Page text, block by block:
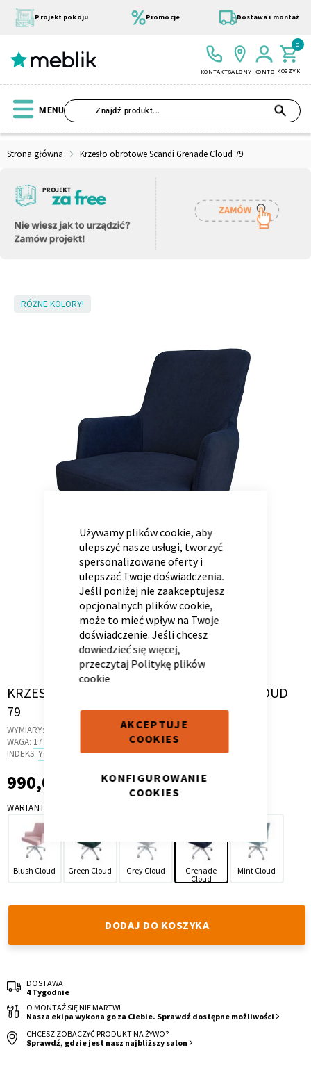
Używamy plików cookie, aby
ulepszyć nasze usługi, tworzyć
spersonalizowane oferty i
ulepszać Twoje doświadczenia.
Jeśli poniżej nie zaakceptujesz
opcjonalnych plików cookie,
może to mieć wpływ na Twoje
doświadczenie. Jeśli chcesz
dowiedzieć się więcej,
przeczytaj Politykę plików
cookie
AKCEPTUJE
COOKIES
KONFIGUROWANIE
COOKIES
treści
Projekt pokoju Promocje Dostawa i montaż
KONTAKTSALONY KONTO KOSZYK
0
MENU
Strona główna Krzesło obrotowe Scandi Grenade Cloud 79
SkipRÓŻNE KOLORY!
Skip
the
beginning
of
images
gallery
KRZESŁO OBROTOWE SCANDI GRENADE CLOUD
79
WYMIARY:
WAGA: 17 KG
INDEKS: YO.0J
990,00 zł
990,00 zł
WARIANT
Blush Cloud Green Cloud Grey Cloud
Grenade
Cloud
Mint Cloud
DODAJ DO KOSZYKA
DOSTAWA
4 Tygodnie
O MONTAŻ SIĘ NIE MARTW!
Nasza ekipa wykona go za Ciebie. Sprawdź dostępne możliwości
CHCESZ ZOBACZYĆ PRODUKT NA ŻYWO?
Sprawdź, gdzie jest nasz najbliższy salon
Wszystkie Kolekcje Modułowe
Stylowe
Skandynawskie Dziecięce
Szafa Łóżko
Regał Szafka RTV
Toaletka Skrzynia i stolik
Krzesło i fotel Wszystkie meble
Materace Pufy
Wszystkie dodatki